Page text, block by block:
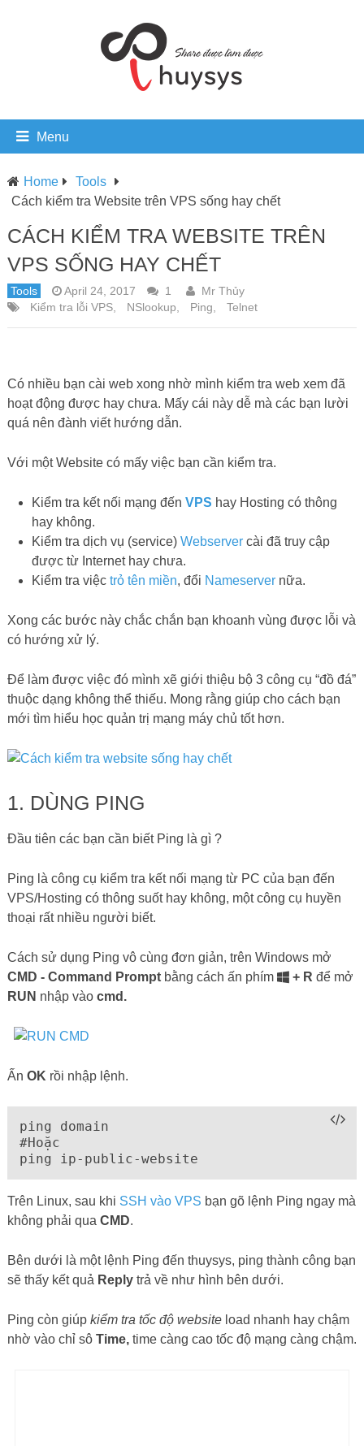
Menu
Home
Tools
Cách kiểm tra Website trên VPS sống hay chết
CÁCH KIỂM TRA WEBSITE TRÊN
VPS SỐNG HAY CHẾT
Tools April 24, 2017 1
Mr Thủy
Kiểm tra lỗi VPS, NSlookup Ping Telnet
Có nhiều bạn cài web xong nhờ mình kiểm tra web xem đã
hoạt động được hay chưa. Mấy cái này dễ mà các bạn lười
quá nên đành viết hướng dẫn.
Với một Website có mấy việc bạn cần kiểm tra.
Kiểm tra kết nối mạng đếnVPS hay Hosting có thông
hay không.
Kiểm tra dịch vụ (service)Webserver cài đã truy cập
được từ Internet hay chưa.
Kiểm tra việctrỏ tên miền, đổi Nameserver nữa.
Xong các bước này chắc chắn bạn khoanh vùng được lỗi và
có hướng xử lý.
Để làm được việc đó mình xẽ giới thiệu bộ 3 công cụ “đồ đá”
thuộc dạng không thể thiếu. Mong rằng giúp cho cách bạn
mới tìm hiểu học quản trị mạng máy chủ tốt hơn.
1. DÙNG PING
Đầu tiên các bạn cần biết Ping là gì ?
Ping là công cụ kiểm tra kết nối mạng từ PC của bạn đến
VPS/Hosting có thông suốt hay không, một công cụ huyền
thoại rất nhiều người biết.
Cách sử dụng Ping vô cùng đơn giản, trên Windows mở
CMD - Command Promptbằng cách ấn phím + R để mở
RUN nhập vàocmd.
Ấn OK rồi nhập lệnh.
ping domain
#Hoặc
ping ip-public-website
Trên Linux, sau khi SSH vào VPS bạn gõ lệnh Ping ngay mà
không phải qua CMD.
Bên dưới là một lệnh Ping đến thuysys, ping thành công bạn
sẽ thấy kết quả Replytrả về như hình bên dưới.
Ping còn giúp kiểm tra tốc độ websiteload nhanh hay chậm
nhờ vào chỉ sô Time, time càng cao tốc độ mạng càng chậm.